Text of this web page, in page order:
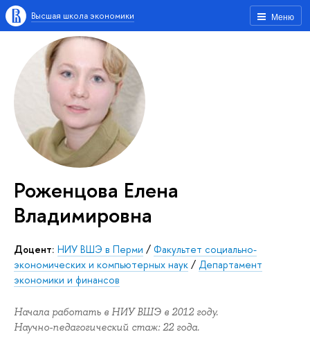
Меню
Высшая школа экономики
Роженцова Елена
Владимировна
Доцент: НИУ ВШЭ в Перми / Факультет социально-
экономических и компьютерных наук / Департамент
экономики и финансов
Начала работать в НИУ ВШЭ в 2012 году.
Научно-педагогический стаж: 22 года.